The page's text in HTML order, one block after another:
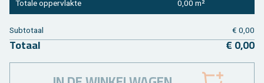
To­ta­le op­per­vlak­te 0,00 m²
Sub­to­taal € 0,00
To­taal € 0,00